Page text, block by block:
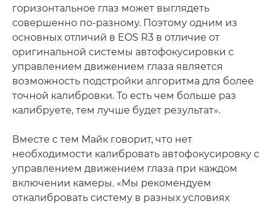
горизонтальное глаз может выглядеть
совершенно по-разному. Поэтому одним из
основных отличий в EOS R3 в отличие от
оригинальной системы автофокусировки с
управлением движением глаза является
возможность подстройки алгоритма для более
точной калибровки. То есть чем больше раз
калибруете, тем лучше будет результат».
Вместе с тем Майк говорит, что нет
необходимости калибровать автофокусировку с
управлением движением глаза при каждом
включении камеры. «Мы рекомендуем
откалибровать систему в разных условиях